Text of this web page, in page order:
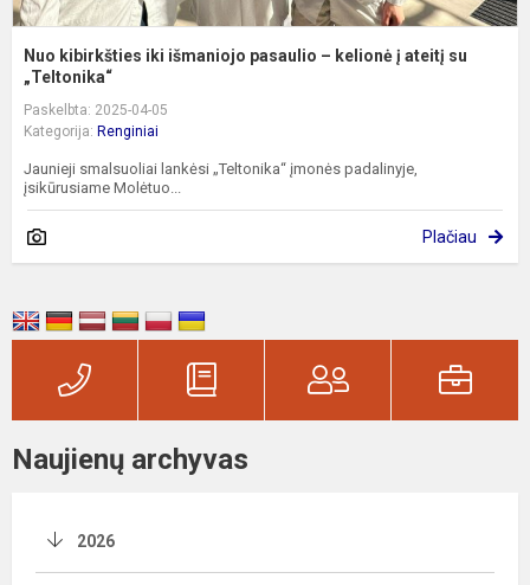
Nuo kibirkšties iki išmaniojo pasaulio – kelionė į ateitį su
„Teltonika“
Paskelbta: 2025-04-05
Kategorija: Renginiai
Jaunieji smalsuoliai lankėsi „Teltonika“ įmonės padalinyje,
įsikūrusiame Molėtuo...
Plačiau
Naujienų archyvas
2026